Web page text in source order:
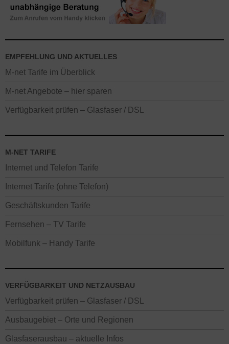
Ausbaugebietes gilt ein abweichender Regio-Preis bzw.
abweichende Tarif-Angebote. Alle Neukunden-Aktionen mit
Breitband Internet Anschluss vorhanden war. Der Onlinevorteil gilt
EMPFEHLUNG UND AKTUELLES
M-net Tarife im Überblick
M-net Angebote – hier sparen
Verfügbarkeit prüfen – Glasfaser / DSL
M-NET TARIFE
Internet und Telefon Tarife
Internet Tarife (ohne Telefon)
Geschäftskunden Tarife
Fernsehen – TV Tarife
Mobilfunk – Handy Tarife
VERFÜGBARKEIT UND NETZAUSBAU
Verfügbarkeit prüfen – Glasfaser / DSL
Ausbaugebiet – Orte und Regionen
Glasfaserausbau – aktuelle Infos